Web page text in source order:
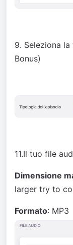
9. Seleziona
Bonus)
11.Il tuo file
Dimensione
larger try to
Formato: MP3